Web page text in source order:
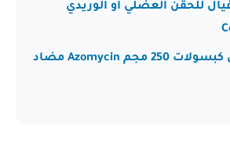
للحقن العضلي او الوريدي
ازومايسين كبسولات 250 مجم Azomycin مضاد